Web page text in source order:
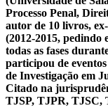
Processo Penal,
autor de 10 livros,
(2012-2015, pedindo
todas as fases
participou de
de Investigação em
Citado na
TJSP, TJPR, TJSC,